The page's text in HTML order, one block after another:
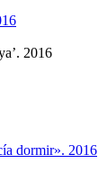
2016
dormir». 2016